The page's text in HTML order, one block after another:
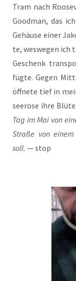
Tram nach
Good­man, das
Gehäu­se einer
te, wes­we­gen ich
Geschenk
füg­te. Gegen
öff­ne­te tief in
see­ro­se ihre
Tag im Mai von
Stra­ße von einem
soll. — stop